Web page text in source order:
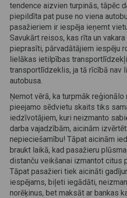
tendence aizvien turpinās, tāpēc
piepildīta pat puse no viena
pasažieriem ir iespēja ieņemt
Savukārt reisos, kas rīta un
pieprasīti, pārvadātājiem iespēju
lielākas ietilpības
transportlīdzeklis, ja tā rīcībā nav
autobusa.
Ņemot vērā, ka turpmāk reģionālo
pieejamo sēdvietu skaits tiks
iedzīvotājiem, kuri neizmanto
darba vajadzībām, aicinām
nepieciešamību! Tāpat aicinām
braukt laikā, kad pasažieru
distanču veikšanai izmantot citus
Tāpat pasažieri tiek aicināti
iespējams, biļeti iegādāti,
norēķinus, bet maksāt ar bankas